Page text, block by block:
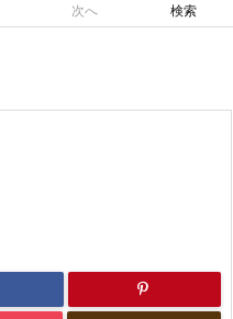
次へ 検索